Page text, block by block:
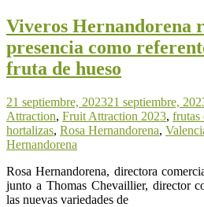
Viveros Hernandorena
presencia como
fruta de hueso
21 septiembre, 202321 septiembre,
Attraction, Fruit Attraction 2023, frutas
hortalizas, Rosa Hernandorena,
Hernandorena
Rosa Hernandorena, directora
junto a Thomas Chevaillier, director
las nuevas variedades de